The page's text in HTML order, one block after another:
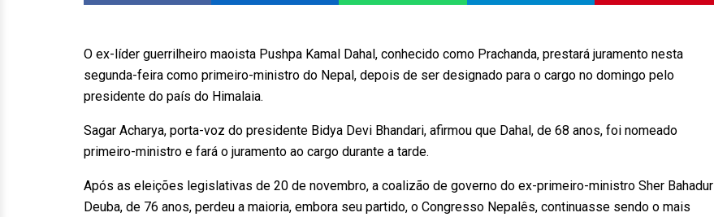
O ex-líder guerrilheiro maoista Pushpa Kamal Dahal, conhecido como Prachanda, prestará juramento nesta
segunda-feira como primeiro-ministro do Nepal, depois de ser designado para o cargo no domingo pelo
presidente do país do Himalaia.
Sagar Acharya, porta-voz do presidente Bidya Devi Bhandari, afirmou que Dahal, de 68 anos, foi nomeado
primeiro-ministro e fará o juramento ao cargo durante a tarde.
Após as eleições legislativas de 20 de novembro, a coalizão de governo do ex-primeiro-ministro Sher Bahadur
Deuba, de 76 anos, perdeu a maioria, embora seu partido, o Congresso Nepalês, continuasse sendo o mais